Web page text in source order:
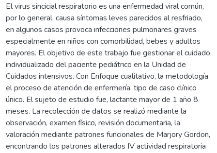
El virus sincicial respiratorio es una enfermedad viral común,
por lo general, causa síntomas leves parecidos al resfriado,
en algunos casos provoca infecciones pulmonares graves
especialmente en niños con comorbilidad, bebes y adultos
mayores. El objetivo de este trabajo fue gestionar el cuidado
individualizado del paciente pediátrico en la Unidad de
Cuidados intensivos. Con Enfoque cualitativo, la metodología
el proceso de atención de enfermería; tipo de caso clínico
único. El sujeto de estudio fue, lactante mayor de 1 año 8
meses. La recolección de datos se realizó mediante la
observación, examen físico, revisión documentaria, la
valoración mediante patrones funcionales de Marjory Gordon,
encontrando los patrones alterados IV actividad respiratoria